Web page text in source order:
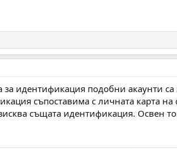
за идентификация подобни акаунти
съпоставима с личната карта
същата идентификация. Освен